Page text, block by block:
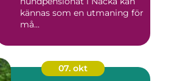
kännas som en utmaning för
må...
07. okt